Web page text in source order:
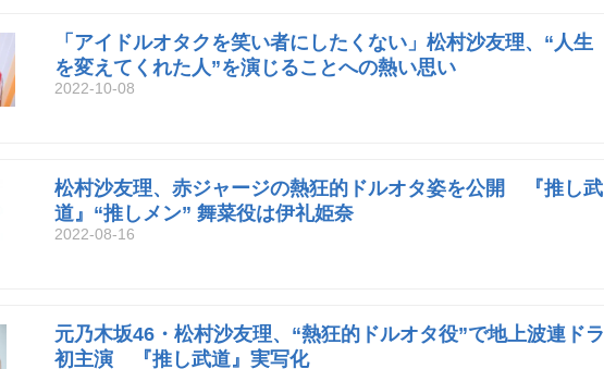
「アイドルオタクを笑い者にしたくない」松村沙友理、“人生
を変えてくれた人”を演じることへの熱い思い
2022-10-08
松村沙友理、赤ジャージの熱狂的ドルオタ姿を公開 『推し武
道』“推しメン” 舞菜役は伊礼姫奈
2022-08-16
元乃木坂46・松村沙友理、“熱狂的ドルオタ役”で地上波連ドラ
初主演 『推し武道』実写化